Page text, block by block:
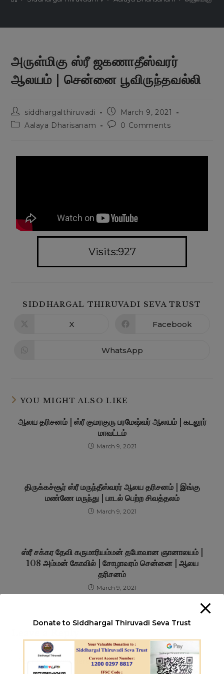
அருள்மிகு ஸ்ரீ ஜகணாதீஸ்வரர்
ஆலயம் | சென்னை பூவிருந்தவல்லி
siddhargalthiruvadi
March 9, 2021
Aalaya Dharisanam
0 Comments
Visits:927
SIDDHARGAL THIRUVADI SEVA TRUST
X Facebook
WhatsApp
YOU MIGHT ALSO LIKE
ஆலய தரிசனம் | ஸ்ரீ குமரகுரு பரமேஷ்வர் ஆலயம் | கடலூர்
மாவட்டம்
March 9, 2021
திருக்கச்சூர் ஸ்ரீ மருந்தீஸ்வரர் ஆலய தரிசனம் | இங்கு
மண்ணே மருந்து | பாடல் பெற்ற சிவத்தலம்
March 9, 2021
ஸ்ரீ சக்கர தேவி கருமாரியம்மன் தபோவான ஞானாலயம் |
108 அம்மன் கோவில் | சோழாவரம் சென்னை | ஆலய
தரிசனம்
March 9, 2021
Donate to Siddhargal Thiruvadi Seva Trust